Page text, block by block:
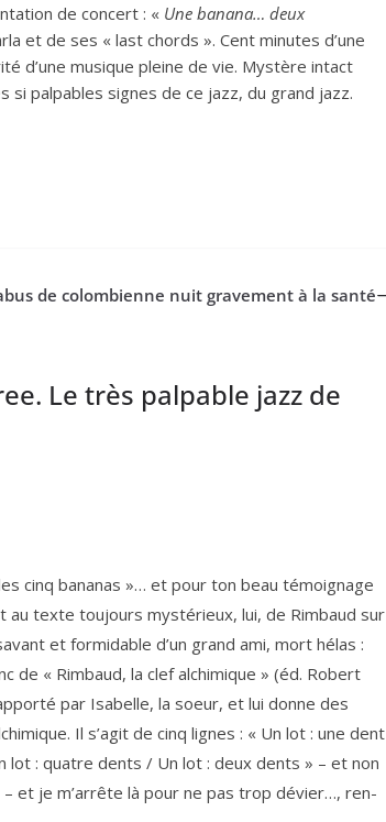
de concert : « Une banana… deux
et de ses « last chords ». Cent minutes d’une
d’une musique pleine de vie. Mystère intact
si palpables signes de ce jazz, du grand jazz.
de colombienne nuit gravement à la santé
Le très palpable jazz de
cinq bana­nas »… et pour ton beau témoi­gnage
texte tou­jours mys­té­rieux, lui, de Rimbaud sur
et for­mi­dable d’un grand ami, mort hélas :
de « Rimbaud, la clef alchi­mique » (éd. Robert
par Isabelle, la soeur, et lui donne des
Il s’a­git de cinq lignes : « Un lot : une dent
: quatre dents /​ Un lot : deux dents » – et non
– et je m’ar­rête là pour ne pas trop dévier…, ren­